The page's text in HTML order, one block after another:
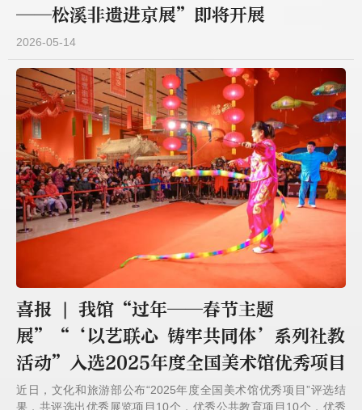
——松溪非遗进京展”即将开展
2026-05-14
喜报 | 我馆“过年——春节主题
展”“‘以艺联心 铸牢共同体’系列社教
活动”入选2025年度全国美术馆优秀项目
近日，文化和旅游部公布“2025年度全国美术馆优秀项目”评选结
果，共评选出优秀展览项目10个，优秀公共教育项目10个，优秀